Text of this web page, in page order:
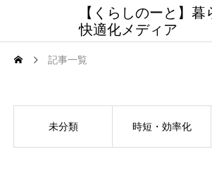
【くらしのーと】暮
快適化メディア
記事一覧
未分類 時短・効率化